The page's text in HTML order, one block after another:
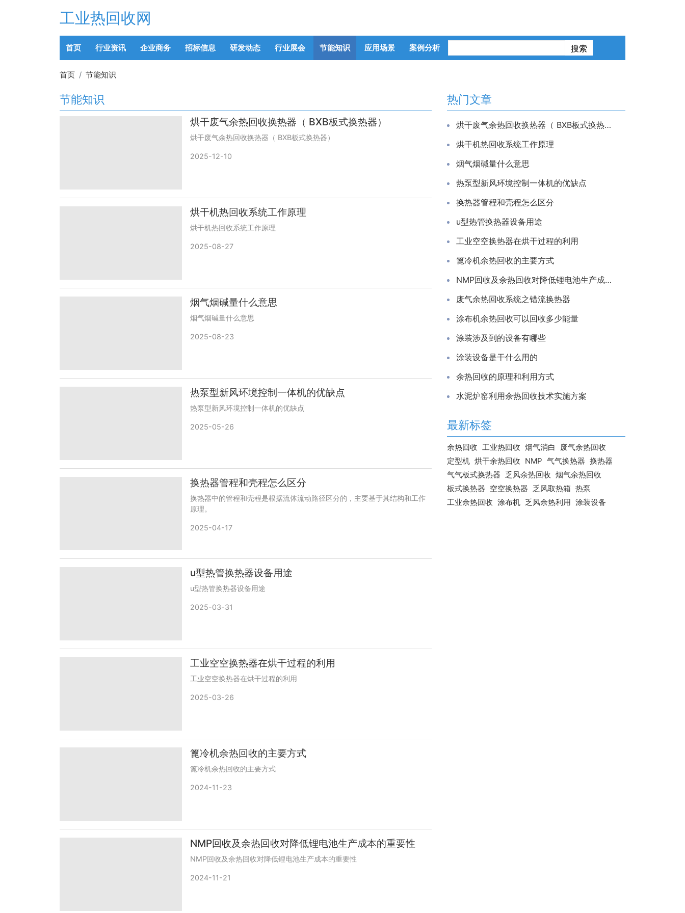
工业热回收网
首页 行业资讯 企业商务 招标信息 研发动态 行业展会 节能知识 应用场景 案例分析
首页 节能知识
节能知识
烘干废气余热回收换热器（ BXB板式换热器）
烘干废气余热回收换热器（ BXB板式换热器）
2025-12-10
烘干机热回收系统工作原理
烘干机热回收系统工作原理
2025-08-27
烟气烟碱量什么意思
烟气烟碱量什么意思
2025-08-23
热泵型新风环境控制一体机的优缺点
热泵型新风环境控制一体机的优缺点
2025-05-26
换热器管程和壳程怎么区分
换热器中的管程和壳程是根据流体流动路径区分的，主要基于其结构和工作
原理。
2025-04-17
u型热管换热器设备用途
u型热管换热器设备用途
2025-03-31
工业空空换热器在烘干过程的利用
工业空空换热器在烘干过程的利用
2025-03-26
篦冷机余热回收的主要方式
篦冷机余热回收的主要方式
2024-11-23
NMP回收及余热回收对降低锂电池生产成本的重要性
NMP回收及余热回收对降低锂电池生产成本的重要性
2024-11-21
热门文章
烘干废气余热回收换热器（ BXB板式换热器）
烘干机热回收系统工作原理
烟气烟碱量什么意思
热泵型新风环境控制一体机的优缺点
换热器管程和壳程怎么区分
u型热管换热器设备用途
工业空空换热器在烘干过程的利用
篦冷机余热回收的主要方式
NMP回收及余热回收对降低锂电池生产成本的重要性
废气余热回收系统之错流换热器
涂布机余热回收可以回收多少能量
涂装涉及到的设备有哪些
涂装设备是干什么用的
余热回收的原理和利用方式
水泥炉窑利用余热回收技术实施方案
最新标签
余热回收 工业热回收 烟气消白
废气余热回收
定型机 烘干余热回收 NMP 气气换热器 换热器
气气板式换热器 乏风余热回收 烟气余热回收
板式换热器 空空换热器 乏风取热箱 热泵
工业余热回收 涂布机 乏风余热利用 涂装设备